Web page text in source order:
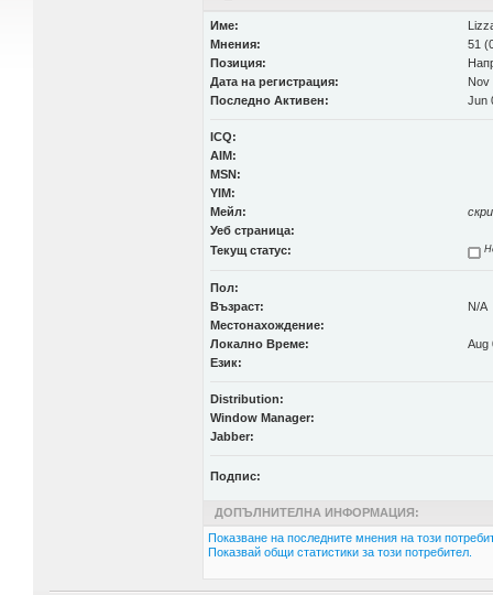
Име:
Мнения:
51
Позиция:
Дата на регистрация:
Nov
Последно Активен:
Jun
ICQ:
AIM:
MSN:
YIM:
Мейл:
Уеб страница:
Текущ статус:
Пол:
Възраст:
N/A
Местонахождение:
Локално Време:
Aug
Език:
Distribution:
Window Manager:
Jabber:
Подпис:
ДОПЪЛНИТЕЛНА ИНФОРМАЦИЯ:
Показване на последните мнения на този
Показвай общи статистики за този потребител.